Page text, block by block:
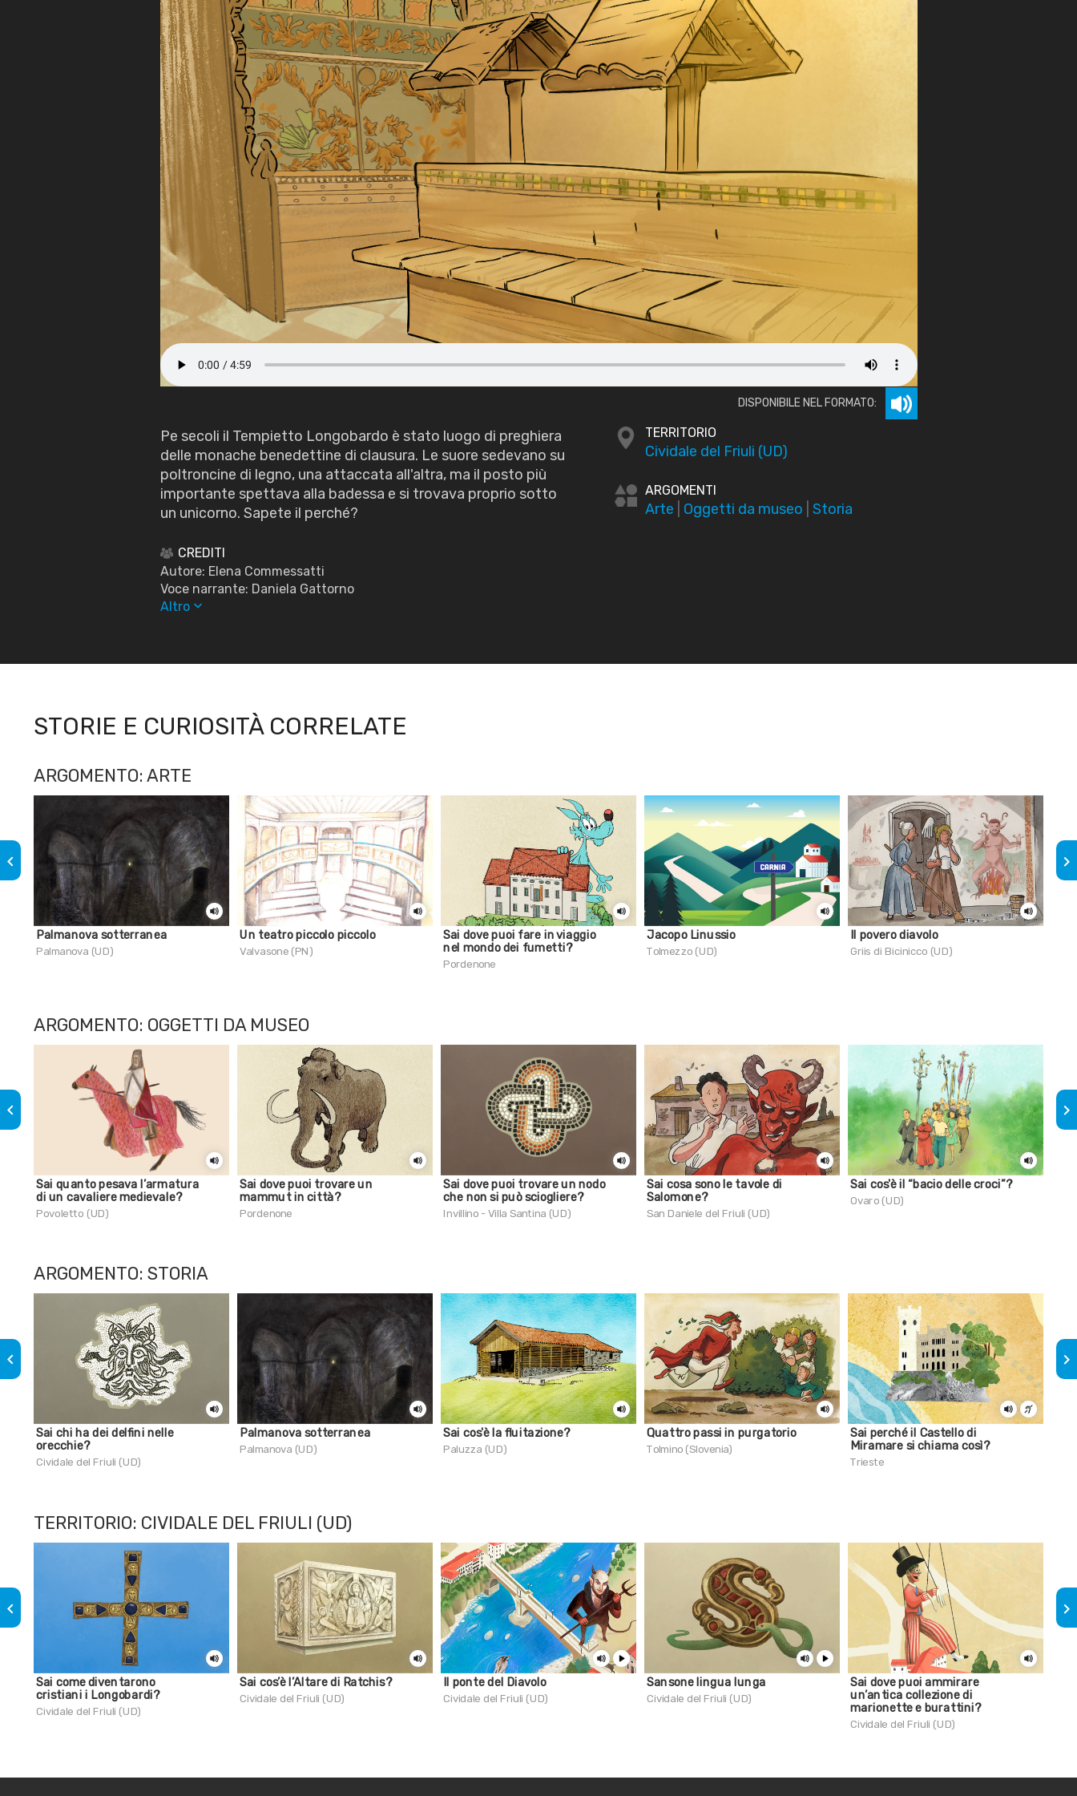
DISPONIBILE NEL FORMATO:
Pe secoli il Tempietto Longobardo è stato luogo di preghiera
delle monache benedettine di clausura. Le suore sedevano su
poltroncine di legno, una attaccata all'altra, ma il posto più
importante spettava alla badessa e si trovava proprio sotto
un unicorno. Sapete il perché?
CREDITI
Autore: Elena Commessatti
Voce narrante: Daniela Gattorno
Altrokeyboard_arrow_down
TERRITORIO
Cividale del Friuli (UD)
ARGOMENTI
Arte Oggetti da museo Storia
STORIE E CURIOSITÀ CORRELATE
ARGOMENTO: ARTE
Palmanova sotterranea
Palmanova (UD)
Un teatro piccolo piccolo
Valvasone (PN)
Sai dove puoi fare in viaggio
nel mondo dei fumetti?
Pordenone
Jacopo Linussio
Tolmezzo (UD)
Il povero diavolo
Griis di Bicinicco (UD)
keyboard_arrow_left keyboard_arrow_right
ARGOMENTO: OGGETTI DA MUSEO
Sai quanto pesava l’armatura
di un cavaliere medievale?
Povoletto (UD)
Sai dove puoi trovare un
mammut in città?
Pordenone
Sai dove puoi trovare un nodo
che non si può sciogliere?
Invillino - Villa Santina (UD)
Sai cosa sono le tavole di
Salomone?
San Daniele del Friuli (UD)
Sai cos'è il “bacio delle croci”?
Ovaro (UD)
keyboard_arrow_left keyboard_arrow_right
ARGOMENTO: STORIA
Sai chi ha dei delfini nelle
orecchie?
Cividale del Friuli (UD)
Palmanova sotterranea
Palmanova (UD)
Sai cos'è la fluitazione?
Paluzza (UD)
Quattro passi in purgatorio
Tolmino (Slovenia)
Sai perché il Castello di
Miramare si chiama così?
Trieste
keyboard_arrow_left keyboard_arrow_right
TERRITORIO: CIVIDALE DEL FRIULI (UD)
Sai come diventarono
cristiani i Longobardi?
Cividale del Friuli (UD)
Sai cos’è l’Altare di Ratchis?
Cividale del Friuli (UD)
Il ponte del Diavolo
Cividale del Friuli (UD)
Sansone lingua lunga
Cividale del Friuli (UD)
Sai dove puoi ammirare
un’antica collezione di
marionette e burattini?
Cividale del Friuli (UD)
keyboard_arrow_left keyboard_arrow_right